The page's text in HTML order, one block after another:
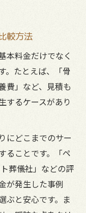
較方法
本料金だけでなく
。たとえば、「骨
費」など、見積も
するケースがあり
にどこまでのサー
ることです。「ペ
葬儀社」などの評
が発生した事例
ぶと安心です。ま